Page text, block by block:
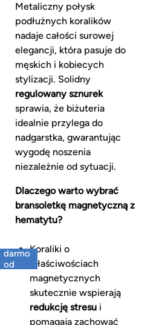
darmo
od
Metaliczny połysk
podłużnych koralików
nadaje całości surowej
elegancji, która pasuje do
męskich i kobiecych
stylizacji. Solidny
regulowany sznurek
sprawia, że biżuteria
idealnie przylega do
nadgarstka, gwarantując
wygodę noszenia
niezależnie od sytuacji.
Dlaczego warto wybrać
bransoletkę magnetyczną z
hematytu?
Koraliki o
właściwościach
magnetycznych
skutecznie wspierają
redukcję stresui
pomagają zachować